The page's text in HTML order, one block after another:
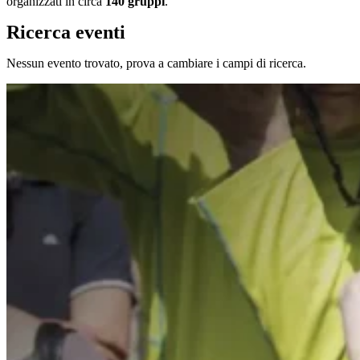
Ricerca eventi
Nessun evento trovato, prova a cambiare i campi di ricerca.